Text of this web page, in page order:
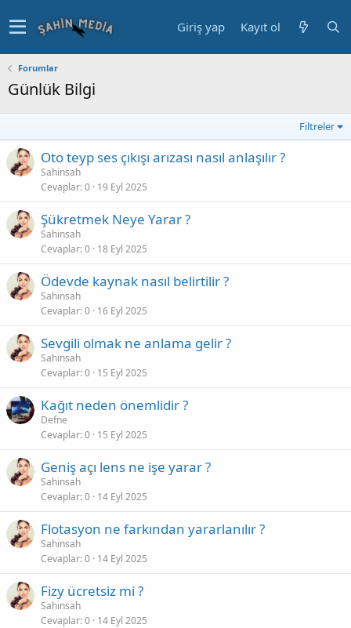
Giriş yap Kayıt ol
Forumlar
Günlük Bilgi
Filtreler
Oto teyp ses çıkışı arızası nasıl anlaşılır ?
Sahinsah
Cevaplar 0 19 Eyl 2025
Şükretmek Neye Yarar ?
Sahinsah
Cevaplar 0 18 Eyl 2025
Ödevde kaynak nasıl belirtilir ?
Sahinsah
Cevaplar 0 16 Eyl 2025
Sevgili olmak ne anlama gelir ?
Sahinsah
Cevaplar 0 15 Eyl 2025
Kağıt neden önemlidir ?
Defne
Cevaplar 0 15 Eyl 2025
Geniş açı lens ne işe yarar ?
Sahinsah
Cevaplar 0 14 Eyl 2025
Flotasyon ne farkından yararlanılır ?
Sahinsah
Cevaplar 0 14 Eyl 2025
Fizy ücretsiz mi ?
Sahinsah
Cevaplar 0 14 Eyl 2025